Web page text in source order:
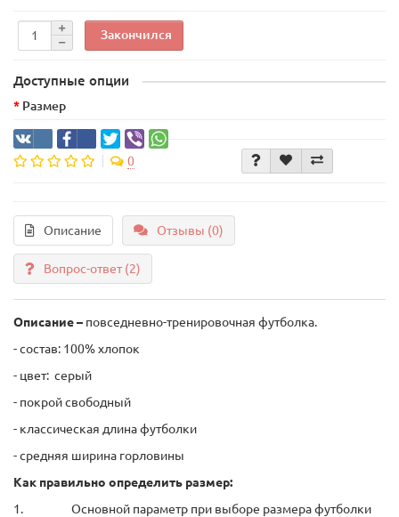
Закончился
Доступные опции
Размер
0
Описание Отзывы (0)
Вопрос-ответ(2)
Описание – повседневно-тренировочная футболка.
- состав: 100% хлопок
- цвет: серый
- покрой свободный
- классическая длина футболки
- средняя ширина горловины
Как правильно определить размер:
1. Основной параметр при выборе размера футболки